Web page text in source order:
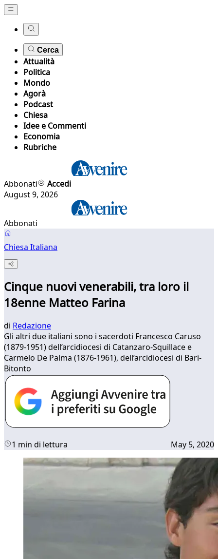
Cerca
Attualità
Politica
Mondo
Agorà
Podcast
Chiesa
Idee e Commenti
Economia
Rubriche
Abbonati
Accedi
August 9, 2026
Abbonati
Chiesa Italiana
Cinque nuovi venerabili, tra loro il
18enne Matteo Farina
di Redazione
Gli altri due italiani sono i sacerdoti Francesco Caruso
(1879-1951) dell’arcidiocesi di Catanzaro-Squillace e
Carmelo De Palma (1876-1961), dell’arcidiocesi di Bari-
Bitonto
1 min di lettura May 5, 2020